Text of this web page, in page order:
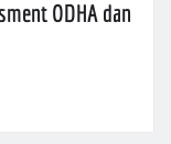
ODHA dan